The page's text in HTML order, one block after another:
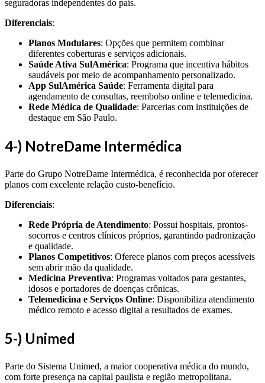
seguradoras independentes do país.
Diferenciais:
Planos Modulares: Opções que permitem combinar
diferentes coberturas e serviços adicionais.
Saúde Ativa SulAmérica: Programa que incentiva hábitos
saudáveis por meio de acompanhamento personalizado.
App SulAmérica Saúde: Ferramenta digital para
agendamento de consultas, reembolso online e telemedicina.
Rede Médica de Qualidade: Parcerias com instituições de
destaque em São Paulo.
4-) NotreDame Intermédica
Parte do Grupo NotreDame Intermédica, é reconhecida por oferecer
planos com excelente relação custo-benefício.
Diferenciais:
Rede Própria de Atendimento: Possui hospitais, prontos-
socorros e centros clínicos próprios, garantindo padronização
e qualidade.
Planos Competitivos: Oferece planos com preços acessíveis
sem abrir mão da qualidade.
Medicina Preventiva: Programas voltados para gestantes,
idosos e portadores de doenças crônicas.
Telemedicina e Serviços Online: Disponibiliza atendimento
médico remoto e acesso digital a resultados de exames.
5-) Unimed
Parte do Sistema Unimed, a maior cooperativa médica do mundo,
com forte presença na capital paulista e região metropolitana.